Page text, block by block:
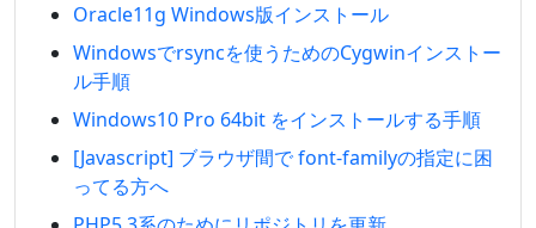
Oracle11g Windows版インストール
Windowsでrsyncを使うためのCygwinインストー
ル手順
Windows10 Pro 64bit をインストールする手順
[Javascript] ブラウザ間で font-familyの指定に困
ってる方へ